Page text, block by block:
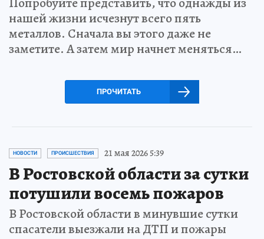
нашей жизни исчезнут всего пять
металлов. Сначала вы этого даже не
заметите. А затем мир начнет меняться…
ПРОЧИТАТЬ
НОВОСТИ ПРОИСШЕСТВИЯ 21 мая 2026 5:39
В Ростовской области за сутки
потушили восемь пожаров
В Ростовской области в минувшие сутки
спасатели выезжали на ДТП и пожары